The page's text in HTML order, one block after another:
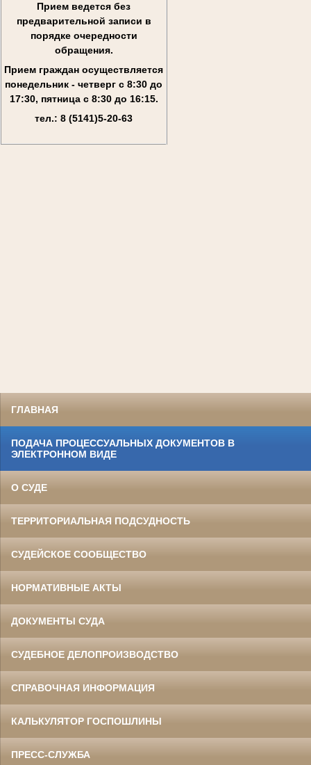
Прием ведется без
предварительной записи в
порядке очередности
обращения.
Прием граждан осуществляется
понедельник - четверг с 8:30 до
17:30, пятница с 8:30 до 16:15.
тел.: 8 (5141)5-20-63
ГЛАВНАЯ
ПОДАЧА ПРОЦЕССУАЛЬНЫХ ДОКУМЕНТОВ В
ЭЛЕКТРОННОМ ВИДЕ
О СУДЕ
ТЕРРИТОРИАЛЬНАЯ ПОДСУДНОСТЬ
СУДЕЙСКОЕ СООБЩЕСТВО
НОРМАТИВНЫЕ АКТЫ
ДОКУМЕНТЫ СУДА
СУДЕБНОЕ ДЕЛОПРОИЗВОДСТВО
СПРАВОЧНАЯ ИНФОРМАЦИЯ
КАЛЬКУЛЯТОР ГОСПОШЛИНЫ
ПРЕСС-СЛУЖБА